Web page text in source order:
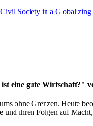
Society in a
eine gute Wirtschaft?"
ohne Grenzen. Heute
und ihren Folgen auf